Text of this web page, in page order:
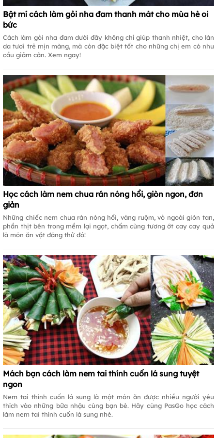
Bật mí cách làm gỏi nha đam thanh mát cho mùa hè oi
bức
Cách làm gỏi nha đam dưới đây không chỉ giúp thanh nhiệt, cho làn
da tươi trẻ mịn màng, mà còn đặc biệt tốt cho những chị em có nhu
cầu giảm cân. Xem ngay!
Học cách làm nem chua rán nóng hổi, giòn ngon, đơn
giản
Những chiếc nem chua rán nóng hổi, vàng ruộm, vỏ ngoài giòn tan,
phần thịt bên trong mềm lại ngọt, chấm cùng tương ớt cay cay quả
là món ăn vặt đáng thử đó!
Mách bạn cách làm nem tai thính cuốn lá sung tuyệt
ngon
Nem tai thính cuốn lá sung là một món ăn được nhiều người yêu
thích vào những bữa nhậu cùng bạn bè. Hãy cùng PasGo học cách
làm nem tai thính cuốn lá sung nhé.